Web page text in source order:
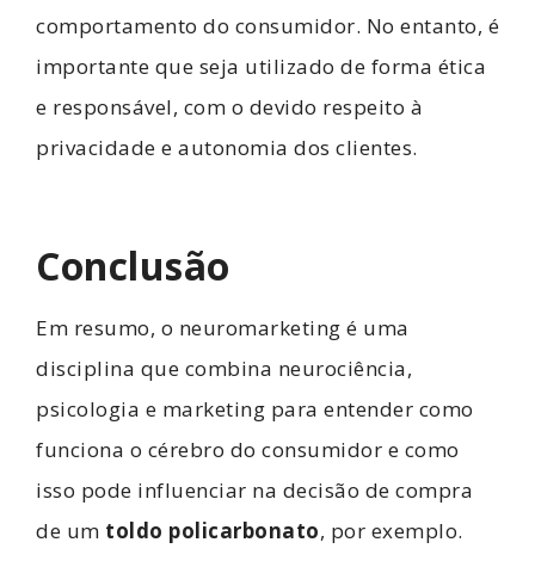
comportamento do consumidor. No entanto, é
importante que seja utilizado de forma ética
e responsável, com o devido respeito à
privacidade e autonomia dos clientes.
Conclusão
Em resumo, o neuromarketing é uma
disciplina que combina neurociência,
psicologia e marketing para entender como
funciona o cérebro do consumidor e como
isso pode influenciar na decisão de compra
de um toldo policarbonato, por exemplo.